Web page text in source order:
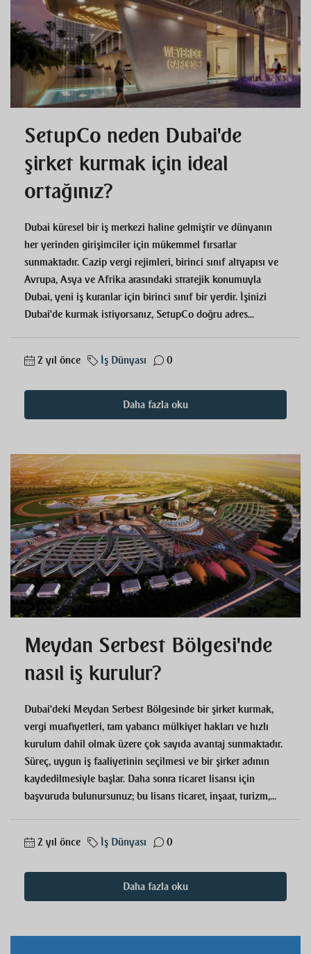
SetupCo neden Dubai'de
şirket kurmak için ideal
ortağınız?
Dubai küresel bir iş merkezi haline gelmiştir ve dünyanın
her yerinden girişimciler için mükemmel fırsatlar
sunmaktadır. Cazip vergi rejimleri, birinci sınıf altyapısı ve
Avrupa, Asya ve Afrika arasındaki stratejik konumuyla
Dubai, yeni iş kuranlar için birinci sınıf bir yerdir. İşinizi
Dubai'de kurmak istiyorsanız, SetupCo doğru adres...
2 yıl önce İş Dünyası 0
Daha fazla oku
Meydan Serbest Bölgesi'nde
nasıl iş kurulur?
Dubai'deki Meydan Serbest Bölgesinde bir şirket kurmak,
vergi muafiyetleri, tam yabancı mülkiyet hakları ve hızlı
kurulum dahil olmak üzere çok sayıda avantaj sunmaktadır.
Süreç, uygun iş faaliyetinin seçilmesi ve bir şirket adının
kaydedilmesiyle başlar. Daha sonra ticaret lisansı için
başvuruda bulunursunuz; bu lisans ticaret, inşaat, turizm,...
2 yıl önce İş Dünyası 0
Daha fazla oku